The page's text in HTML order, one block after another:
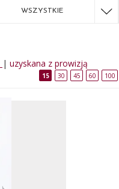
WSZYSTKIE
| uzyskana z prowizją
15 30 45 60 100